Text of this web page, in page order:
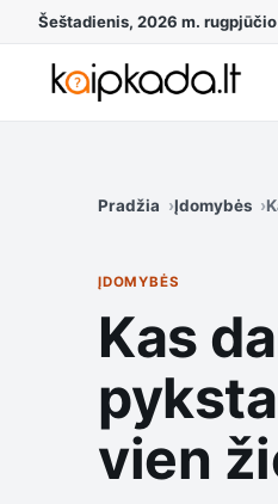
Šeštadienis, 2026 m. rugpjūčio
Pradžia Įdomybės
ĮDOMYBĖS
Kas
vien